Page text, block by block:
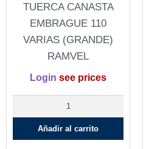
TUERCA CANASTA
EMBRAGUE 110
VARIAS (GRANDE)
RAMVEL
Login see prices
Añadir al carrito